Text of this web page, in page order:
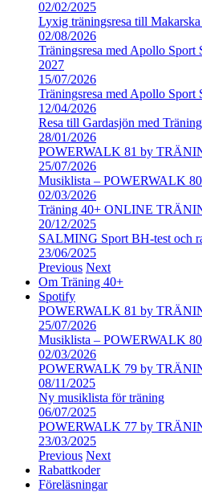
02/02/2025
Lyxig träningsresa till
02/08/2026
Träningsresa med Apollo
2027
15/07/2026
Träningsresa med Apollo
12/04/2026
Resa till Gardasjön med
28/01/2026
POWERWALK 81 by
25/07/2026
Musiklista – POWERWALK
02/03/2026
Träning 40+ ONLINE
20/12/2025
SALMING Sport BH-test och
23/06/2025
Previous Next
Om Träning 40+
Spotify
POWERWALK 81 by
25/07/2026
Musiklista – POWERWALK
02/03/2026
POWERWALK 79 by
08/11/2025
Ny musiklista för träning
06/07/2025
POWERWALK 77 by
23/03/2025
Previous Next
Rabattkoder
Föreläsningar